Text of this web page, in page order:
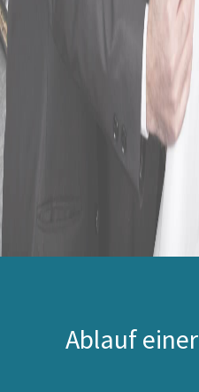
Ablauf einer